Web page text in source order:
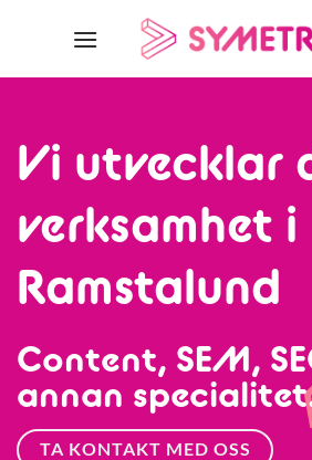
Vi utvecklar
verksamhet i
Ramstalund
Content, SEM,
annan
TA KONTAKT MED OSS